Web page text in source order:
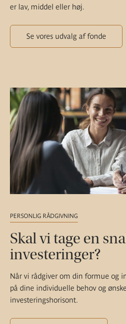
er lav, middel eller høj.
Se vores udvalg af fonde
PERSONLIG RÅDGIVNING
Skal vi tage en
investeringer?
Når vi rådgiver om din formue og
på dine individuelle behov og
investeringshorisont.